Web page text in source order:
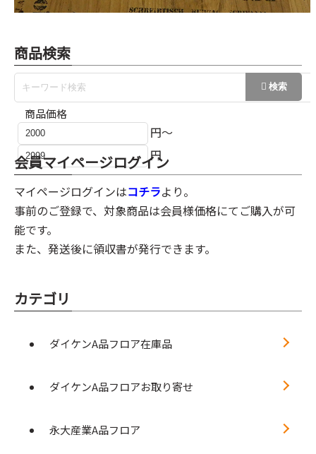
商品検索
商品価格
円～
円
会員マイページログイン
マイページログインはコチラより。
事前のご登録で、対象商品は会員様価格にてご購入が可
能です。
また、発送後に領収書が発行できます。
カテゴリ
ダイケンA品フロア在庫品
ダイケンA品フロアお取り寄せ
永大産業A品フロア